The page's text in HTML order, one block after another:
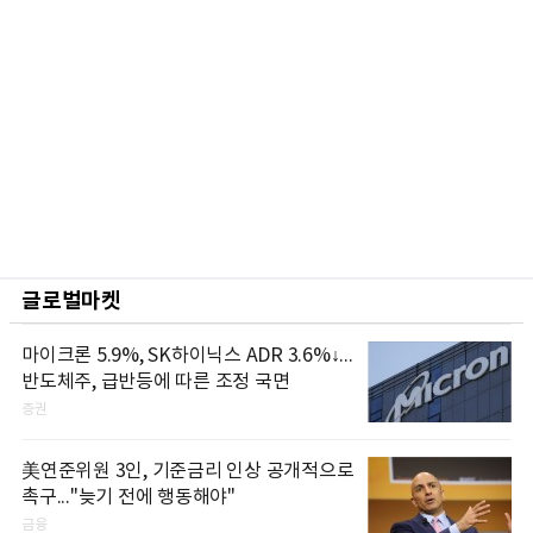
글로벌마켓
마이크론 5.9%, SK하이닉스 ADR 3.6%↓...
반도체주, 급반등에 따른 조정 국면
증권
美연준위원 3인, 기준금리 인상 공개적으로
촉구..."늦기 전에 행동해야"
금융